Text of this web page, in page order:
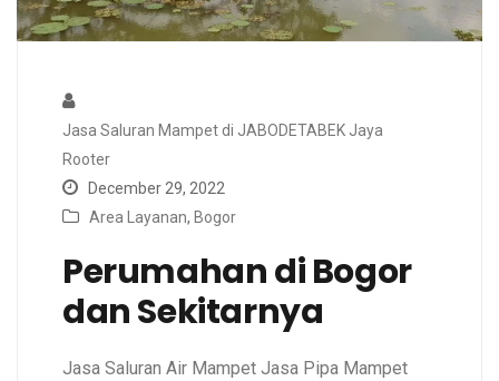
Jasa Saluran Mampet di JABODETABEK Jaya
Rooter
December 29, 2022
Area Layanan, Bogor
Perumahan di Bogor
dan Sekitarnya
Jasa Saluran Air Mampet Jasa Pipa Mampet